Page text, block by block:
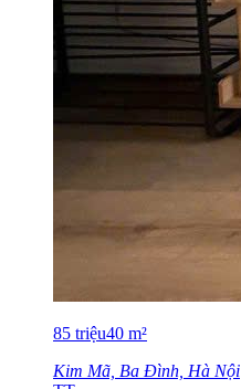
85 triệu40 m²
Kim Mã, Ba Đình, Hà Nội